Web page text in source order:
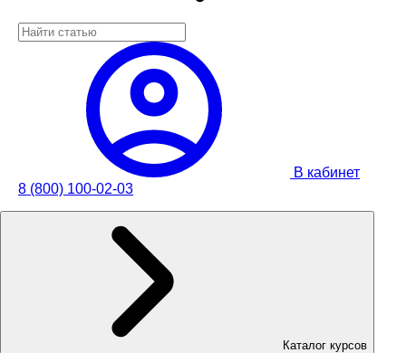
В кабинет
8 (800) 100-02-03
Каталог курсов